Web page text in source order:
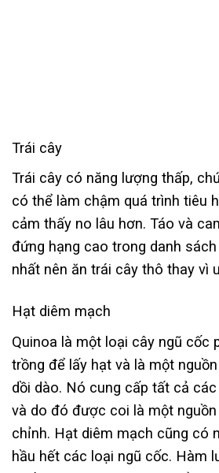
Trái cây
Trái cây có năng lượng thấp,
có thể làm chậm quá trình tiêu
cảm thấy no lâu hơn. Táo và
đứng hạng cao trong danh
nhất nên ăn trái cây thô thay vì
Hạt diêm mạch
Quinoa là một loại cây ngũ cốc
trồng để lấy hạt và là một
dồi dào. Nó cung cấp tất cả
và do đó được coi là một
chỉnh. Hạt diêm mạch cũng có
hầu hết các loại ngũ cốc. Hàm